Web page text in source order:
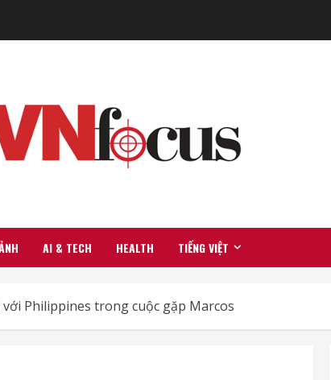
AI & TECH HEALTH TIẾNG VIỆT
Philippines trong cuộc gặp Marcos